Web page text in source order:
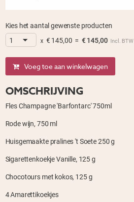
Kies het aantal gewenste producten
x€ 145,00 = €145,00 Incl. BTW
Voeg toe aan winkelwagen
OMSCHRIJVING
Fles Champagne 'Barfontarc' 750ml
Rode wijn, 750 ml
Huisgemaakte pralines 't Soete 250 g
Sigarettenkoekje Vanille, 125 g
Chocotours met kokos, 125 g
4 Amarettikoekjes